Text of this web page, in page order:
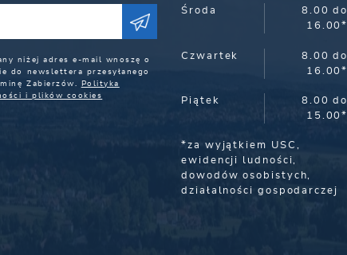
niżej adres e-mail wnoszę o
do newslettera przesyłanego
Zabierzów.
Polityka
i plików cookies
Środa
8.00 do
16.00*
Czwartek
8.00 do
16.00*
Piątek
8.00 do
15.00*
*za wyjątkiem USC,
ewidencji ludności,
dowodów osobistych,
działalności gospodarczej